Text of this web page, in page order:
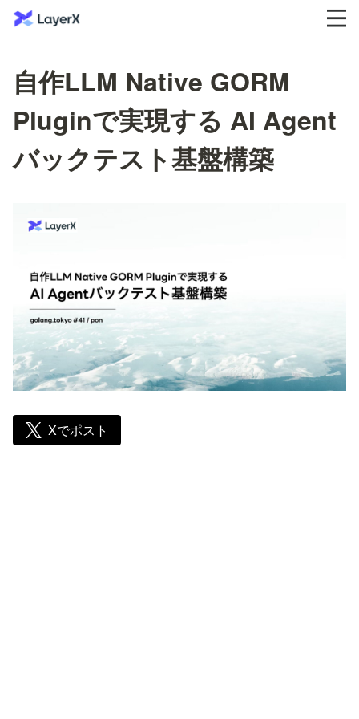
自作LLM Native GORM
Pluginで実現する AI Agent
バックテスト基盤構築
Xでポスト